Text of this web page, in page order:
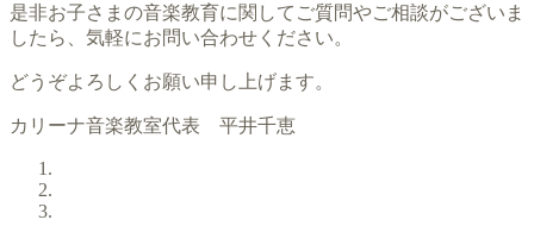
是非お子さまの音楽教育に関してご質問やご相談がございま
したら、気軽にお問い合わせください。
どうぞよろしくお願い申し上げます。
カリーナ音楽教室代表 平井千恵